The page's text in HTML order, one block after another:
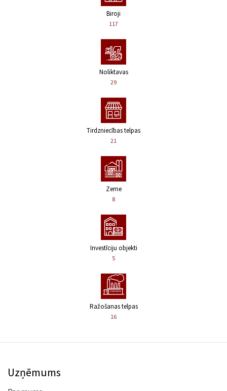
Biroji
117
Noliktavas
29
Tirdzniecības telpas
21
Zeme
8
Investīciju objekti
5
Ražošanas telpas
16
Uzņēmums